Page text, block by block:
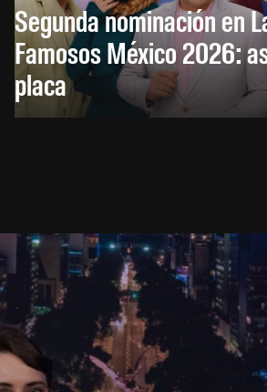
Segunda nominación en
Famosos México 2026:
placa